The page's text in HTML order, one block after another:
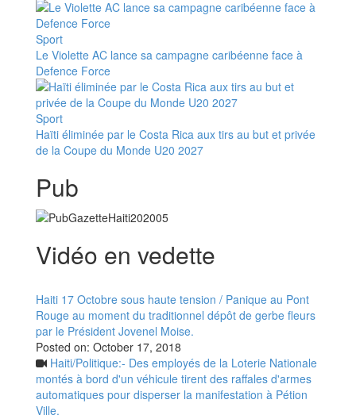
Le Violette AC lance sa campagne caribéenne face à
Defence Force
Haïti éliminée par le Costa Rica aux tirs au but et privée
de la Coupe du Monde U20 2027
Pub
Vidéo en vedette
Haiti 17 Octobre sous haute tension / Panique au Pont
Rouge au moment du traditionnel dépôt de gerbe fleurs
par le Président Jovenel Moise.
Posted on:October 17, 2018
Haiti/Politique:- Des employés de la Loterie Nationale
montés à bord d'un véhicule tirent des raffales d'armes
automatiques pour disperser la manifestation à Pétion